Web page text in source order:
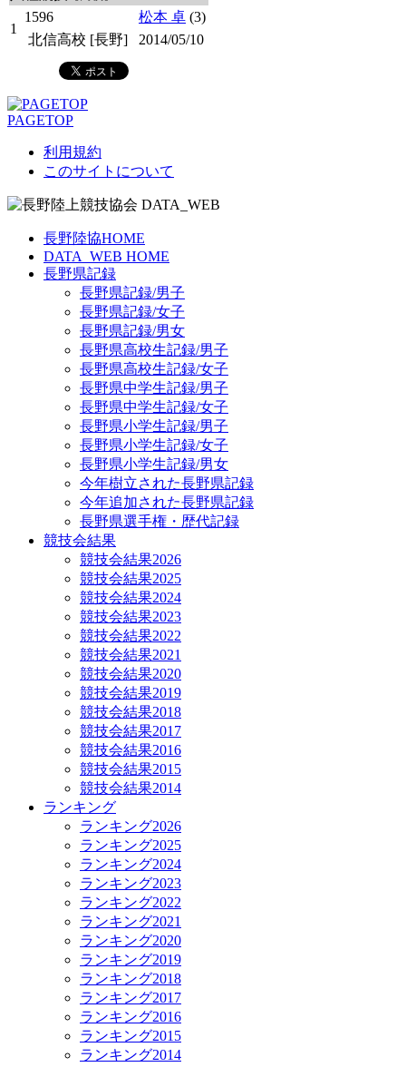
1
1596 松本 卓 (3)
北信高校 [長野]
2014/05/10
PAGETOP
利用規約
このサイトについて
長野陸協HOME
DATA_WEB HOME
長野県記録
長野県記録/男子
長野県記録/女子
長野県記録/男女
長野県高校生記録/男子
長野県高校生記録/女子
長野県中学生記録/男子
長野県中学生記録/女子
長野県小学生記録/男子
長野県小学生記録/女子
長野県小学生記録/男女
今年樹立された長野県記録
今年追加された長野県記録
長野県選手権・歴代記録
競技会結果
競技会結果2026
競技会結果2025
競技会結果2024
競技会結果2023
競技会結果2022
競技会結果2021
競技会結果2020
競技会結果2019
競技会結果2018
競技会結果2017
競技会結果2016
競技会結果2015
競技会結果2014
ランキング
ランキング2026
ランキング2025
ランキング2024
ランキング2023
ランキング2022
ランキング2021
ランキング2020
ランキング2019
ランキング2018
ランキング2017
ランキング2016
ランキング2015
ランキング2014